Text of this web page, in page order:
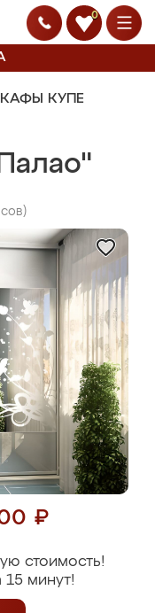
0
КУПЕ
₽
стоимость!
15 минут!